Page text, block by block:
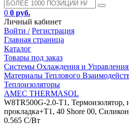
0 0 руб.
Личный кабинет
Войти / Регистрация
Главная страница
Каталог
Товары под заказ
Системы Охлаждения и
Материалы Теплового
Теплоизоляторы
AMEC THERMASOL
W8TR500G-2.0-T1, Термоизолятор,
прокладка+T1, 40 Shore 00,
0.565 C/Вт